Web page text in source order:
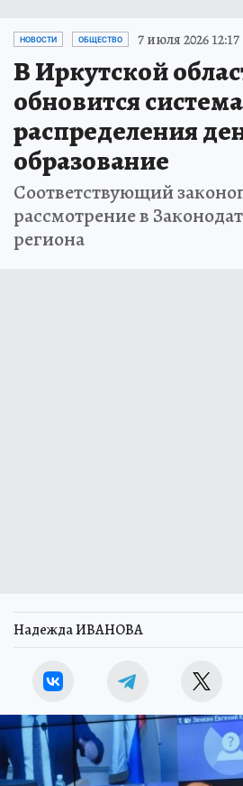
НОВОСТИ ОБЩЕСТВО 7 июля 2026 12:17
В Иркутской
обновится система
распределения
образование
Соответствующий
рассмотрение в
региона
Надежда ИВАНОВА